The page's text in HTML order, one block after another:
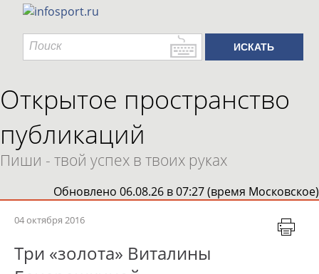
Открытое пространство
публикаций
Пиши - твой успех в твоих руках
Обновлено 06.08.26 в 07:27 (время Московское)
04 октября 2016
Три «золота» Виталины